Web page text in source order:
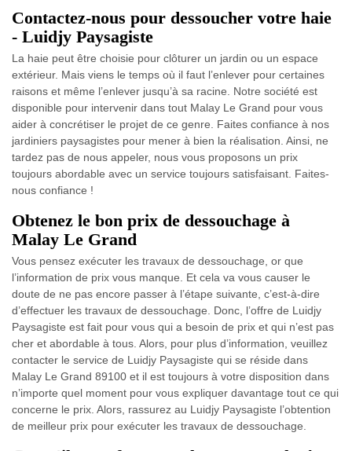
Contactez-nous pour dessoucher votre haie
- Luidjy Paysagiste
La haie peut être choisie pour clôturer un jardin ou un espace
extérieur. Mais viens le temps où il faut l’enlever pour certaines
raisons et même l’enlever jusqu’à sa racine. Notre société est
disponible pour intervenir dans tout Malay Le Grand pour vous
aider à concrétiser le projet de ce genre. Faites confiance à nos
jardiniers paysagistes pour mener à bien la réalisation. Ainsi, ne
tardez pas de nous appeler, nous vous proposons un prix
toujours abordable avec un service toujours satisfaisant. Faites-
nous confiance !
Obtenez le bon prix de dessouchage à
Malay Le Grand
Vous pensez exécuter les travaux de dessouchage, or que
l’information de prix vous manque. Et cela va vous causer le
doute de ne pas encore passer à l’étape suivante, c’est-à-dire
d’effectuer les travaux de dessouchage. Donc, l’offre de Luidjy
Paysagiste est fait pour vous qui a besoin de prix et qui n’est pas
cher et abordable à tous. Alors, pour plus d’information, veuillez
contacter le service de Luidjy Paysagiste qui se réside dans
Malay Le Grand 89100 et il est toujours à votre disposition dans
n’importe quel moment pour vous expliquer davantage tout ce qui
concerne le prix. Alors, rassurez au Luidjy Paysagiste l’obtention
de meilleur prix pour exécuter les travaux de dessouchage.